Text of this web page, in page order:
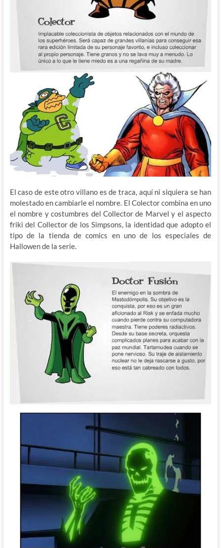
El caso de este otro villano es de traca, aquí ni siquiera se han
molestado en cambiarle el nombre. El Colector combina en uno
el nombre y costumbres del Collector de Marvel y el aspecto
friki del Collector de los Simpsons, la identidad que adopto el
tipo de la tienda de comics en uno de los especiales de
Hallowen de la serie.